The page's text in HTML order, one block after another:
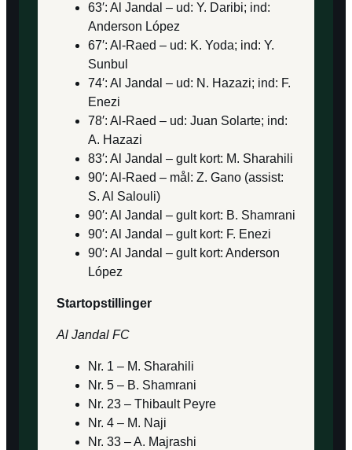
63′: Al Jandal – ud: Y. Daribi; ind:
Anderson López
67′: Al-Raed – ud: K. Yoda; ind: Y.
Sunbul
74′: Al Jandal – ud: N. Hazazi; ind: F.
Enezi
78′: Al-Raed – ud: Juan Solarte; ind:
A. Hazazi
83′: Al Jandal – gult kort: M. Sharahili
90′: Al-Raed – mål: Z. Gano (assist:
S. Al Salouli)
90′: Al Jandal – gult kort: B. Shamrani
90′: Al Jandal – gult kort: F. Enezi
90′: Al Jandal – gult kort: Anderson
López
Startopstillinger
Al Jandal FC
Nr. 1 – M. Sharahili
Nr. 5 – B. Shamrani
Nr. 23 – Thibault Peyre
Nr. 4 – M. Naji
Nr. 33 – A. Majrashi